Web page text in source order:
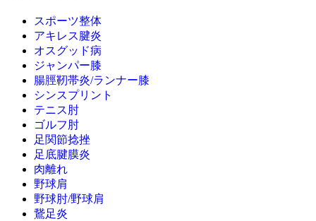
スポーツ整体
アキレス腱炎
オスグッド病
ジャンパー膝
腸脛靭帯炎/ランナー膝
シンスプリント
テニス肘
ゴルフ肘
足関節捻挫
足底腱膜炎
肉離れ
野球肩
野球肘/野球肩
鵞足炎